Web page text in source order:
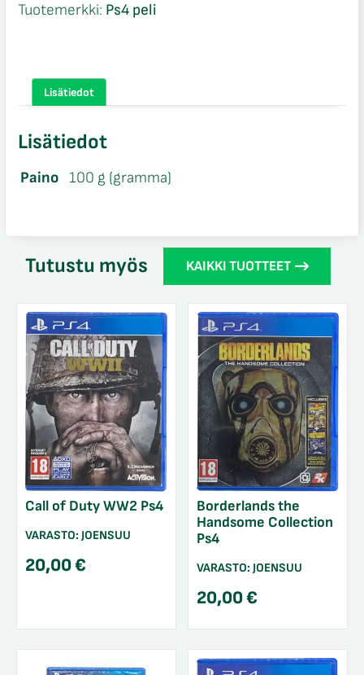
Tuotemerkki: Ps4 peli
Lisätiedot
Lisätiedot
Paino 100 g (gramma)
Tutustu myös KAIKKI TUOTTEET
Call of Duty WW2 Ps4
VARASTO: JOENSUU
20,00€
Borderlands the
Handsome Collection
Ps4
VARASTO: JOENSUU
20,00€